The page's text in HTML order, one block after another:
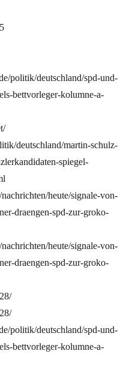
deutschland/spd-und-
bettvorleger-kolumne-a-
deutschland/martin-schulz-
spiegel-
heute/signale-von-
draengen-spd-zur-groko-
heute/signale-von-
draengen-spd-zur-groko-
deutschland/spd-und-
bettvorleger-kolumne-a-